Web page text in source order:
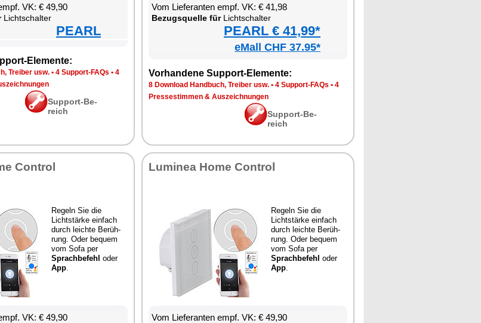
VK: € 49,90
Licht­schal­ter
PEARL
Ele­men­te:
Trei­ber usw. • 4 Sup­port-FAQs • 4
Sup­port-Be­
reich
Vom Lie­fe­ran­ten empf. VK: € 41,98
Be­zugs­quel­le fürLicht­schal­ter
PEARL € 41,99*
eMall CHF 37.95*
Vor­han­de­ne Sup­port-Ele­men­te:
8 Down­load Hand­buch, Trei­ber usw. • 4 Sup­port-FAQs • 4
Pres­se­stim­men & Aus­zeich­nun­gen
Sup­port-Be­
reich
Con­trol
Re­geln Sie die
Licht­stär­ke ein­fach
durch leich­te Be­rüh­
rung. Oder be­quem
vom So­fa per
Sprach­be­fehl oder
App.
VK: € 49,90
Lu­mi­nea Ho­me Con­trol
Re­geln Sie die
Licht­stär­ke ein­fach
durch leich­te Be­rüh­
rung. Oder be­quem
vom So­fa per
Sprach­be­fehl oder
App.
Vom Lie­fe­ran­ten empf. VK: € 49,90